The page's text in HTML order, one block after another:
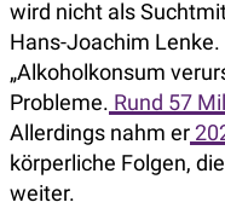
wird nicht als
Hans-Joachim Lenke.
„Alkoholkonsum
Probleme. Rund 57
Allerdings nahm er
körperliche Folgen,
weiter.